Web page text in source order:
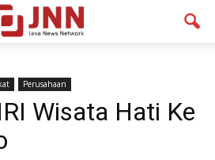
Perusahaan
Wisata Hati Ke